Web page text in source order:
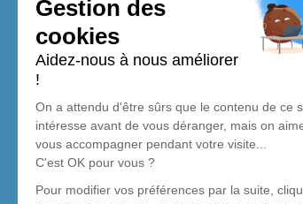
Pompes Funèbres Pellerin
Nos équipes vous aident à honorer la
son souvenir dans le respect de ses
son dernier voyage.
Notre agence
Pompes Funèbres Pellerin
05 62 96 47 40
pellerin.sarl@orange.fr